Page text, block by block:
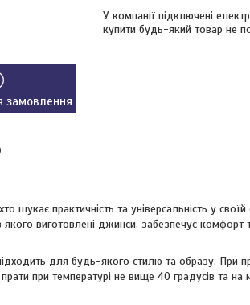
У компанії підключені
купити будь-який товар не
замовлення
практичність та універсальність у
виготовлені джинси, забезпечує комфорт
для будь-якого стилю та образу. При
при температурі не вище 40 градусів та на